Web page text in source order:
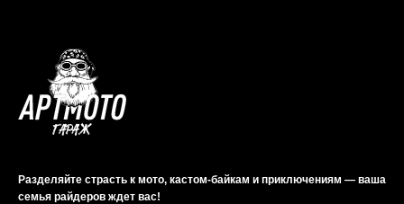
Разделяйте страсть к мото, кастом-байкам и приключениям — ваша
семья райдеров ждет вас!